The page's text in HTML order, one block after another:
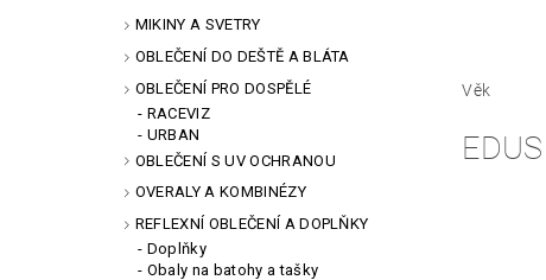
MIKINY A SVETRY
OBLEČENÍ DO DEŠTĚ A BLÁTA
OBLEČENÍ PRO DOSPĚLÉ
RACEVIZ
URBAN
OBLEČENÍ S UV OCHRANOU
OVERALY A KOMBINÉZY
REFLEXNÍ OBLEČENÍ A DOPLŇKY
Doplňky
Obaly na batohy a tašky
Věk